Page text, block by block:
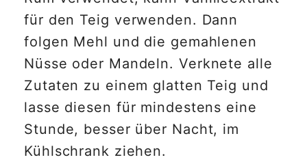
für den Teig verwenden. Dann
folgen Mehl und die gemahlenen
Nüsse oder Mandeln. Verknete alle
Zutaten zu einem glatten Teig und
lasse diesen für mindestens eine
Stunde, besser über Nacht, im
Kühlschrank ziehen.